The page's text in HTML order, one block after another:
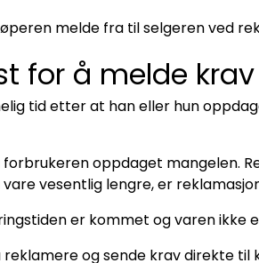
melde fra til selgeren ved
for å melde
tid etter at han eller hun
oppdaget mangelen.
vesentlig lengre, er
er kommet og varen ikke
og sende krav direkte